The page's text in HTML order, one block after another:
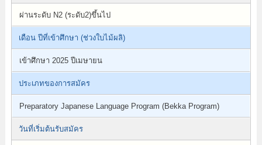
ผ่านระดับ N2 (ระดับ2)ขึ้นไป
เดือน ปีที่เข้าศึกษา (ช่วงใบไม้ผลิ)
เข้าศึกษา 2025 ปีเมษายน
ประเภทของการสมัคร
Preparatory Japanese Language Program (Bekka Program)
วันที่เริ่มต้นรับสมัคร